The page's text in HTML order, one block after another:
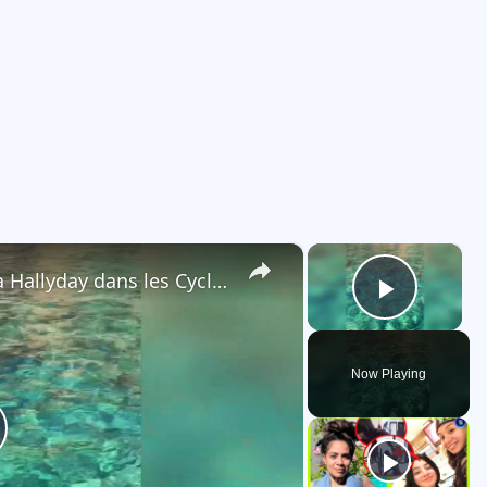
×
Play
Now Playing
×
L'escapade fraîcheur de Laeticia Hallyday dans les Cyclades.